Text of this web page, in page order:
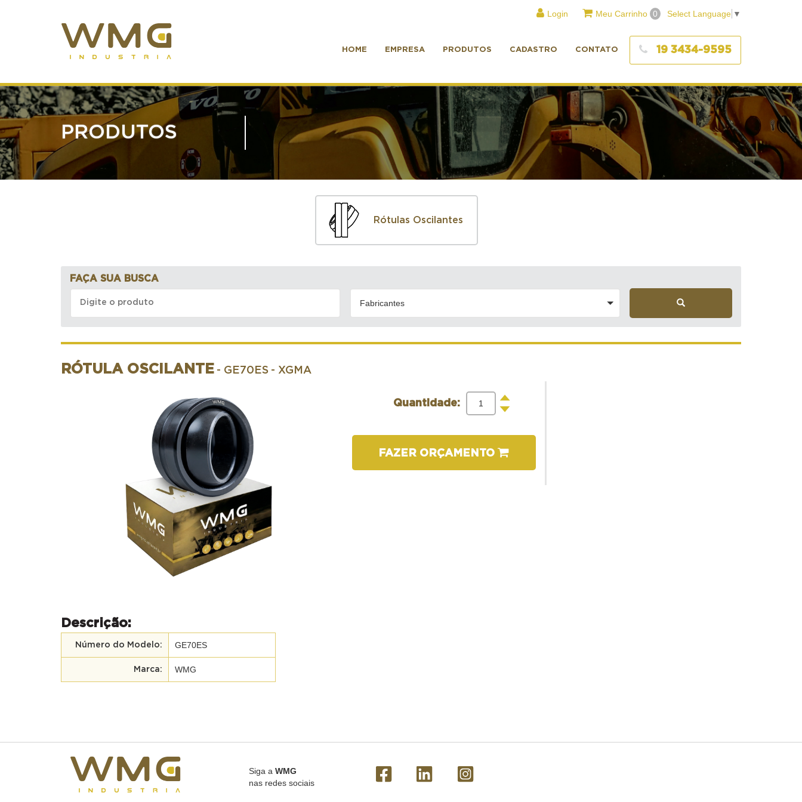
Login Meu Carrinho 0 Select Language ▼
HOME EMPRESA PRODUTOS CADASTRO CONTATO 19 3434-9595
PRODUTOS
Rótulas Oscilantes
FAÇA SUA BUSCA
Fabricantes
RÓTULA OSCILANTE - GE70ES - XGMA
Quantidade:
+
-
FAZER ORÇAMENTO
Descrição:
Número do Modelo: GE70ES
Marca: WMG
Siga a WMG
nas redes sociais